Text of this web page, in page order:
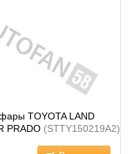
TOYOTA LAND
PRADO (STTY150219A2)